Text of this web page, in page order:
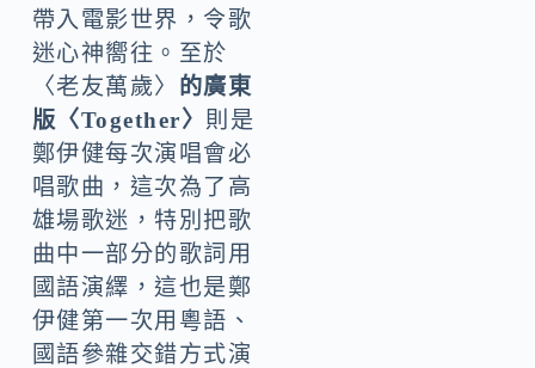
帶入電影世界，令歌
迷心神嚮往。至於
〈老友萬歲〉
的廣東
版〈Together〉 則是
鄭伊健每次演唱會必
唱歌曲，這次為了高
雄場歌迷，特別把歌
曲中一部分的歌詞用
國語演繹，這也是鄭
伊健第一次用粵語、
國語參雜交錯方式演